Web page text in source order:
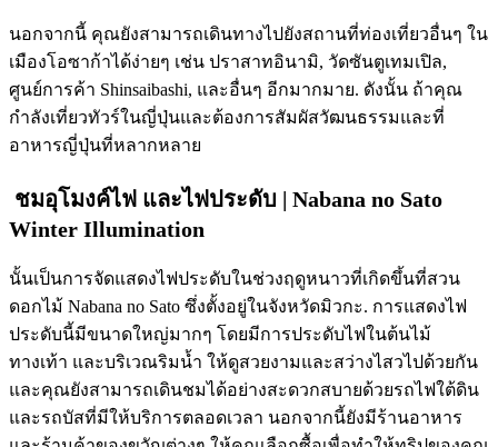
นอกจากนี้ คุณยังสามารถเดินทางไปยังสถานที่ท่องเที่ยวอื่นๆ ใน
เมืองโอซาก้าได้ง่ายๆ เช่น ปราสาทอินามิ, วัดซันตูเทมเปิล,
ศูนย์การค้า Shinsaibashi, และอื่นๆ อีกมากมาย. ดังนั้น ถ้าคุณ
กำลังเที่ยวทัวร์ในญี่ปุ่นและต้องการสัมผัสวัฒนธรรมและที่
อาหารญี่ปุ่นที่หลากหลาย
ชมอุโมงค์ไฟ และไฟประดับ | Nabana no Sato
Winter Illumination
นั้นเป็นการจัดแสดงไฟประดับในช่วงฤดูหนาวที่เกิดขึ้นที่สวน
ดอกไม้ Nabana no Sato ซึ่งตั้งอยู่ในจังหวัดมิวกะ. การแสดงไฟ
ประดับนี้มีขนาดใหญ่มากๆ โดยมีการประดับไฟในต้นไม้
ทางเท้า และบริเวณริมน้ำ ให้ดูสวยงามและสว่างไสวไปด้วยกัน
และคุณยังสามารถเดินชมได้อย่างสะดวกสบายด้วยรถไฟใต้ดิน
และรถบัสที่มีให้บริการตลอดเวลา นอกจากนี้ยังมีร้านอาหาร